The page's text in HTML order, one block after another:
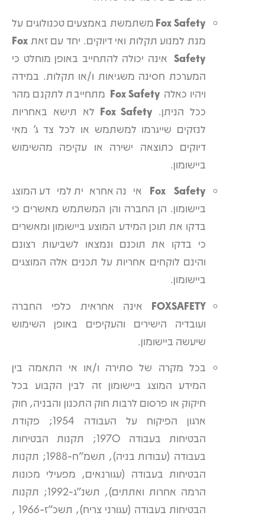
Fox Safety משתמשת באמצעים טכנולוגים על
מנת למנוע תקלות ואי דיוקים. יחד עם זאת Fox
Safety אינה יכולה להתחייב באופן מוחלט כי
המערכת חסינה משגיאות ו/או תקלות. במידה
ויהיו כאלה Fox Safety מתחייבת לתקנם מהר
ככל הניתן. Fox Safety לא תישא באחריות
לנזקים שייגרמו למשתמש או לכל צד ג' מאי
דיוקים כתוצאה ישירה או עקיפה מהשימוש
ביישומון.
Fox Safety
אינה אחראית למידע המוצג
ביישומון. הן החברה והן המשתמש מאשרים כי
בדקו את תוכן המידע המוצע ביישומון ומאשרים
כי בדקו את תוכנם ונמצאו לשביעות רצונם
והינם לוקחים אחריות על תכנים אלה המוצגים
ביישומון.
FOXSAFETY
אינה אחראית כלפי החברה
ועובדיה הישירים והעקיפים באופן השימוש
שיעשה ביישומון.
בכל מקרה של סתירה ו/או אי התאמה בין
המידע המוצג ביישומון זה לבין הקבוע בכל
חיקוק או פרסום לרבות חוק התכנון והבניה, חוק
ארגון הפיקוח על העבודה 1954; פקודת
הבטיחות בעבודה 1970; תקנות הבטיחות
בעבודה (עבודות בניה), תשמ"ח-1988; תקנות
הבטיחות בעבודה (עגורנאים, מפעילי מכונות
הרמה אחרות ואתתים), תשנ"ג-1992; תקנות
הבטיחות בעבודה (עגורני צריח), תשכ"ז-1966 ,